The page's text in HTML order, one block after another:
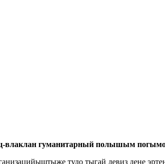
влаклан гуманитарный полышым
тудо тыгай девиз дене